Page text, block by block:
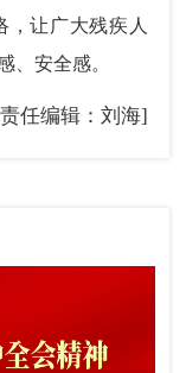
，让广大残疾人
、安全感。
任编辑：刘海]